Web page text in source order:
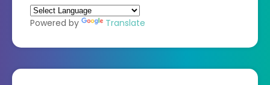
Powered by Translate